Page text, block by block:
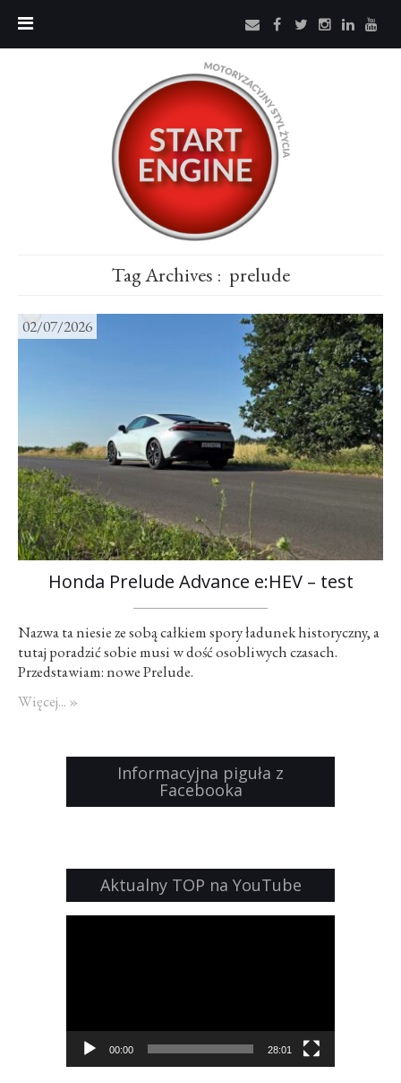
Tag Archives : prelude
02/07/2026
Honda Prelude Advance e:HEV – test
Nazwa ta niesie ze sobą całkiem spory ładunek historyczny, a
tutaj poradzić sobie musi w dość osobliwych czasach.
Przedstawiam: nowe Prelude.
Więcej... »
Informacyjna piguła z
Facebooka
Aktualny TOP na YouTube
00:00 28:01